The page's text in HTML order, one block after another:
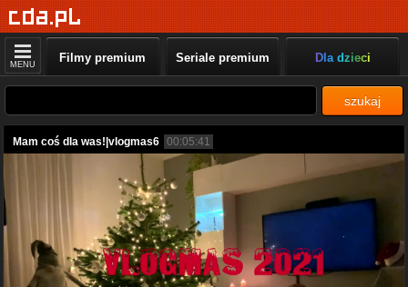
MENU Filmy premium Seriale premium Dla dzieci
szukaj
Mam coś dla was!|vlogmas6 00:05:41